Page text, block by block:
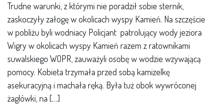
Trudne warunki, z którymi nie poradził sobie sternik,
zaskoczyły załogę w okolicach wyspy Kamień. Na szczęście
w pobliżu byli wodniacy Policjant patrolujący wody jeziora
Wigry w okolicach wyspy Kamień razem z ratownikami
suwalskiego WOPR, zauważyli osobę w wodzie wzywającą
pomocy. Kobieta trzymała przed sobą kamizelkę
asekuracyjną i machała ręką. Była tuż obok wywróconej
żaglówki, na […]